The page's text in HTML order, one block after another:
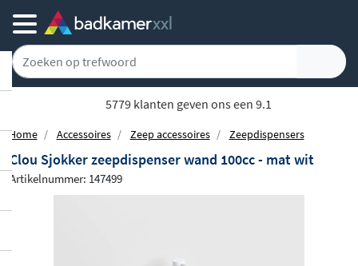
Achteraf of gespreid betalen
Home Accessoires Zeep accessoires Zeepdispensers
Clou Sjokker zeepdispenser wand 100cc - mat wit
Artikelnummer: 147499